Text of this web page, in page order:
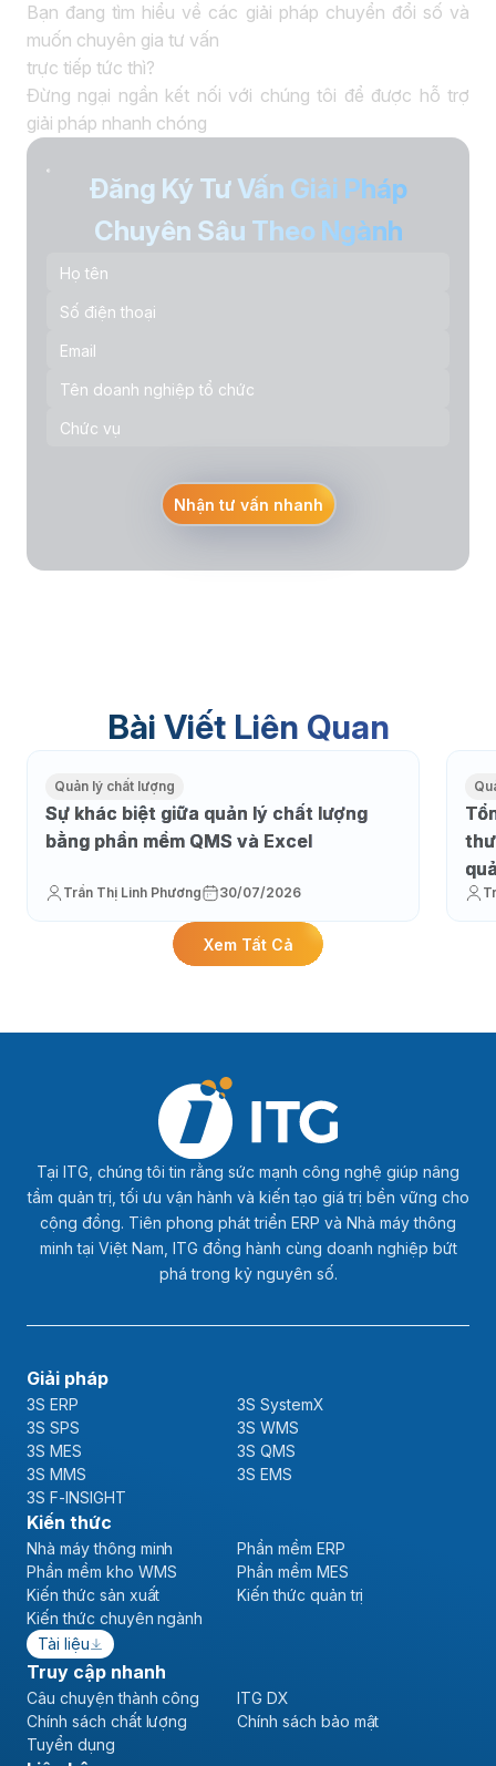
Bạn đang tìm hiểu về các giải pháp chuyển đổi số và
muốn chuyên gia tư vấn
trực tiếp tức thì?
Đừng ngại ngần kết nối với chúng tôi để được hỗ trợ
giải pháp nhanh chóng
Đăng Ký Tư Vấn Giải Pháp
Chuyên Sâu Theo Ngành
Nhận tư vấn nhanh
Bài Viết Liên Quan
Quản lý chất lượng
Sự khác biệt giữa quản lý chất lượng
bằng phần mềm QMS và Excel
Trần Thị Linh Phương 30/07/2026
Xem Tất Cả
Tại ITG, chúng tôi tin rằng sức mạnh công nghệ giúp nâng
tầm quản trị, tối ưu vận hành và kiến tạo giá trị bền vững cho
cộng đồng. Tiên phong phát triển ERP và Nhà máy thông
minh tại Việt Nam, ITG đồng hành cùng doanh nghiệp bứt
phá trong kỷ nguyên số.
Giải pháp
3S ERP
3S SystemX
3S SPS
3S WMS
3S MES
3S QMS
3S MMS
3S EMS
3S F-INSIGHT
Kiến thức
Nhà máy thông minh
Phần mềm ERP
Phần mềm kho WMS
Phần mềm MES
Kiến thức sản xuất
Kiến thức quản trị
Kiến thức chuyên ngành
Tài liệu
Truy cập nhanh
Câu chuyện thành công
ITG DX
Chính sách chất lượng
Chính sách bảo mật
Tuyển dụng